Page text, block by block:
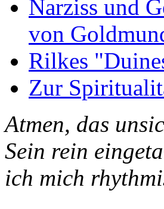
Narziss und
von
Rilkes
Zur
Atmen, das
Sein rein
ich mich